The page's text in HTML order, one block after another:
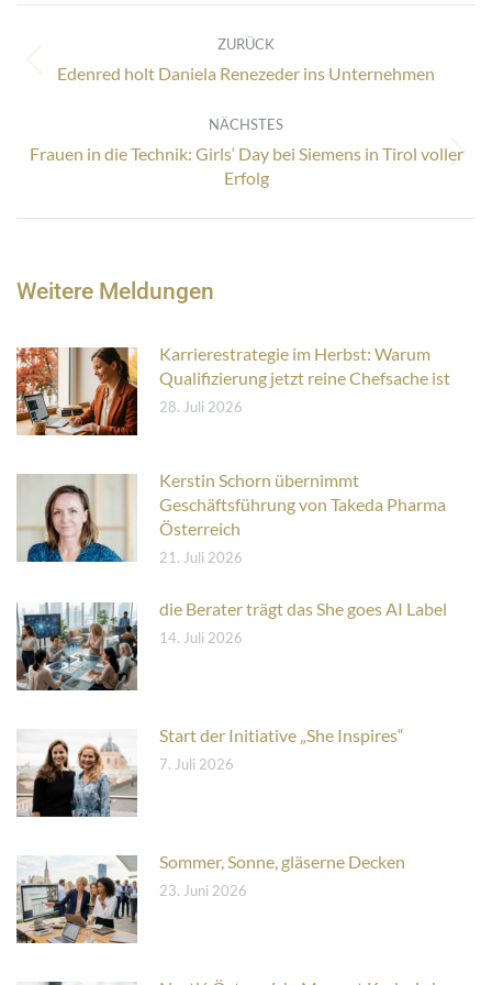
ZURÜCK
Vorheriger
Edenred holt Daniela Renezeder ins Unternehmen
NÄCHSTES
Nächster
Beitrag:
Frauen in die Technik: Girls‘ Day bei Siemens in Tirol voller
Erfolg
Weitere Meldungen
Karrierestrategie im Herbst: Warum
Qualifizierung jetzt reine Chefsache ist
28. Juli 2026
Kerstin Schorn übernimmt
Geschäftsführung von Takeda Pharma
Österreich
21. Juli 2026
die Berater trägt das She goes AI Label
14. Juli 2026
Start der Initiative „She Inspires“
7. Juli 2026
Sommer, Sonne, gläserne Decken
23. Juni 2026